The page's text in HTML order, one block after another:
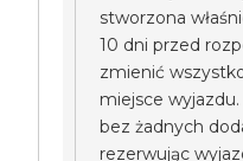
stworzona
10 dni przed
zmienić
miejsce
bez żadnych
rezerwując